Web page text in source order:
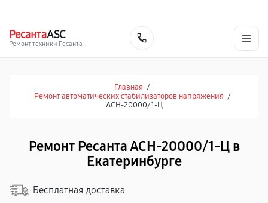
РесантаASC
Ремонт техники Ресанта
Главная /
Ремонт автоматических стабилизаторов напряжения /
АСН-20000/1-Ц
Ремонт Ресанта АСН-20000/1-Ц в
Екатеринбурге
Бесплатная доставка